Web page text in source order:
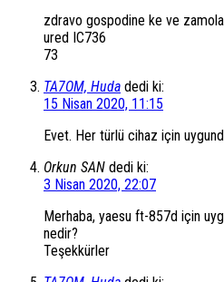
zdravo gospodine ke ve
ured IC736
73
TA7OM, Huda dedi ki:
15 Nisan 2020, 11:15
Evet. Her türlü cihaz için
Orkun SAN dedi ki:
3 Nisan 2020, 22:07
Merhaba, yaesu ft-857d için
nedir?
Teşekkürler